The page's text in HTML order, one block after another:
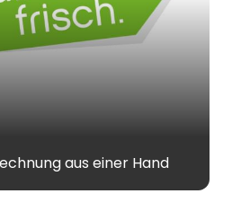
aus einer Hand